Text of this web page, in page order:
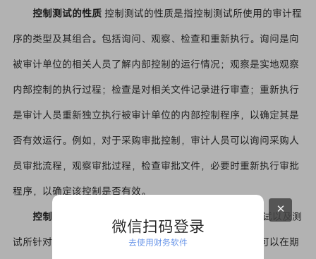
控制测试的性质控制测试的性质是指控制测试所使用的审计程
序的类型及其组合。包括询问、观察、检查和重新执行。询问是向
被审计单位的相关人员了解内部控制的运行情况；观察是实地观察
内部控制的执行过程；检查是对相关文件记录进行审查；重新执行
是审计人员重新独立执行被审计单位的内部控制程序，以确定其是
否有效运行。例如，对于采购审批控制，审计人员可以询问采购人
员审批流程，观察审批过程，检查审批文件，必要时重新执行审批
程序，以确定该控制是否有效。
控制测试的时间
控制测试的时间包括何时实施控制测试以及测
试所针对的控制适用的时点或期间。一般来说，审计人员可以在期
微信扫码登录
去使用财务软件
×